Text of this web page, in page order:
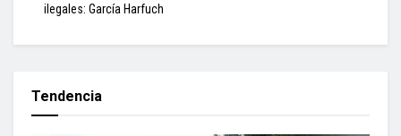
ilegales: García Harfuch
Tendencia